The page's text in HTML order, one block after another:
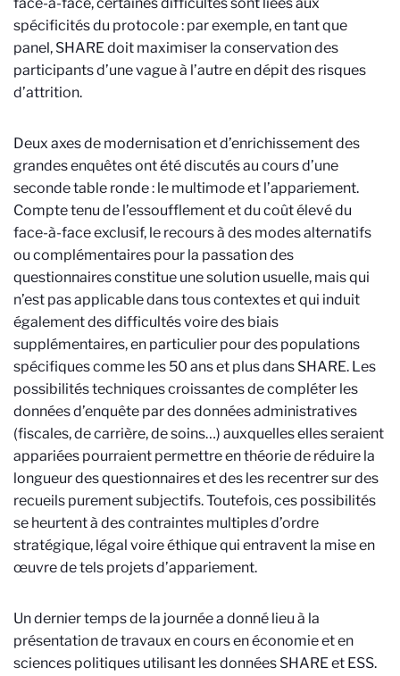
spécificités du protocole : par exemple, en tant que
panel, SHARE doit maximiser la conservation des
participants d’une vague à l’autre en dépit des risques
d’attrition.
Deux axes de modernisation et d’enrichissement des
grandes enquêtes ont été discutés au cours d’une
seconde table ronde : le multimode et l’appariement.
Compte tenu de l’essoufflement et du coût élevé du
face-à-face exclusif, le recours à des modes alternatifs
ou complémentaires pour la passation des
questionnaires constitue une solution usuelle, mais qui
n’est pas applicable dans tous contextes et qui induit
également des difficultés voire des biais
supplémentaires, en particulier pour des populations
spécifiques comme les 50 ans et plus dans SHARE. Les
possibilités techniques croissantes de compléter les
données d’enquête par des données administratives
(fiscales, de carrière, de soins…) auxquelles elles seraient
appariées pourraient permettre en théorie de réduire la
longueur des questionnaires et des les recentrer sur des
recueils purement subjectifs. Toutefois, ces possibilités
se heurtent à des contraintes multiples d’ordre
stratégique, légal voire éthique qui entravent la mise en
œuvre de tels projets d’appariement.
Un dernier temps de la journée a donné lieu à la
présentation de travaux en cours en économie et en
sciences politiques utilisant les données SHARE et ESS.